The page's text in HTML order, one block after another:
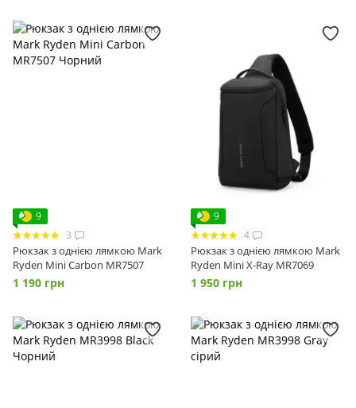
9
3
Рюкзак з однією лямкою Mark
Ryden Mini Carbon MR7507
1 190 грн
9
4
Рюкзак з однією лямкою Mark
Ryden Mini X-Ray MR7069
1 950 грн